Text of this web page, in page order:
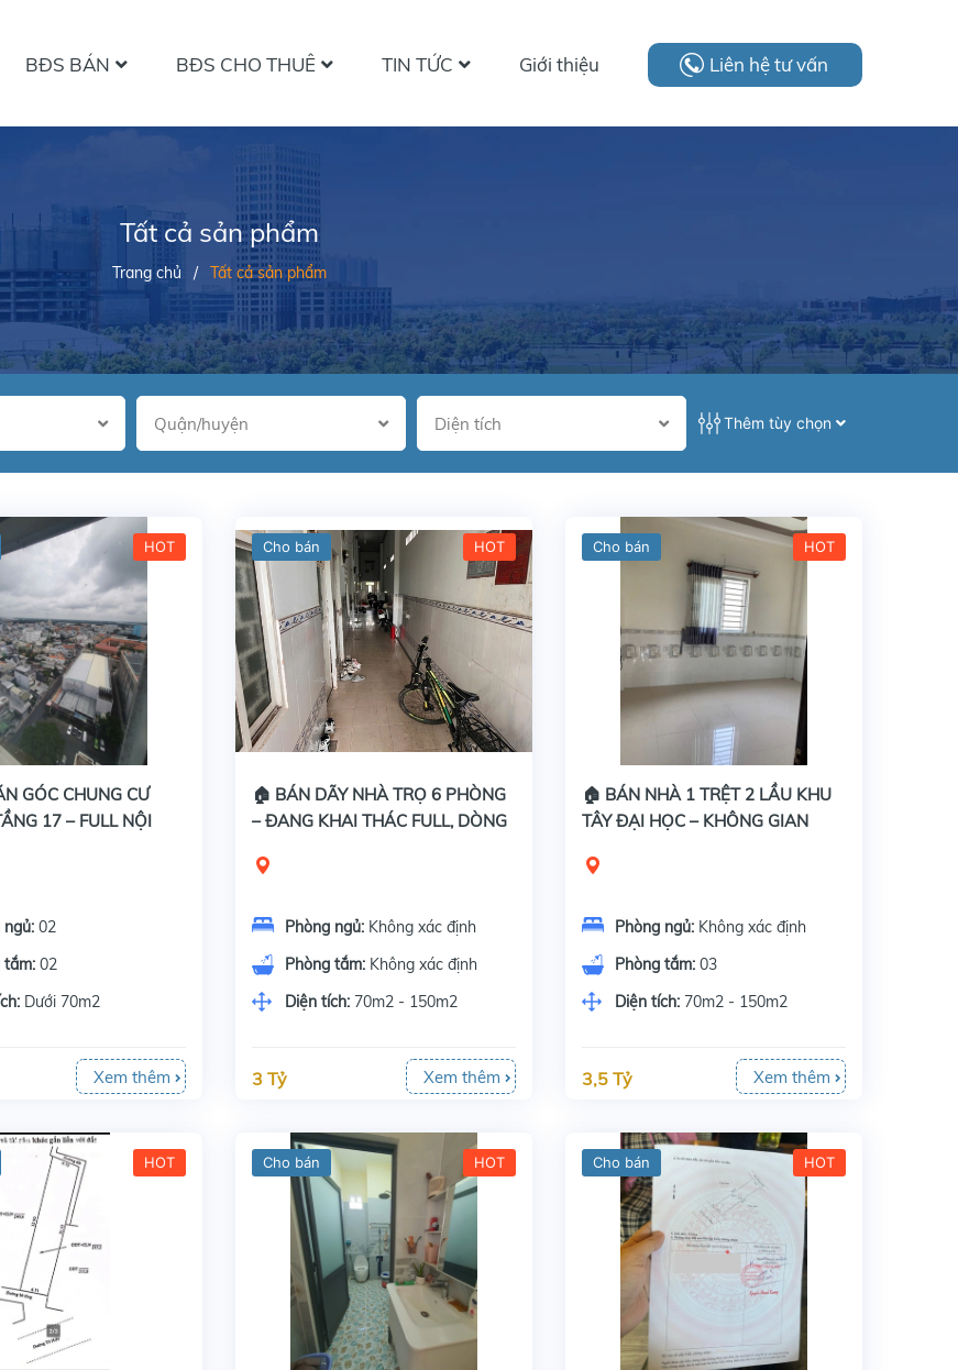
BĐS BÁN BĐS CHO THUÊ TIN TỨC Giới thiệu Liên hệ tư vấn
Tất cả sản phẩm
Trang chủ / Tất cả sản phẩm
Quận/huyện Diện tích Thêm tùy chọn
HOT
GÓC CHUNG CƯ
17 – FULL NỘI
ngủ: 02
tắm: 02
Dưới 70m2
Xem thêm
Cho bán HOT
🏠 BÁN DÃY NHÀ TRỌ 6 PHÒNG
– ĐANG KHAI THÁC FULL, DÒNG
Phòng ngủ: Không xác định
Phòng tắm: Không xác định
Diện tích: 70m2 - 150m2
3 Tỷ Xem thêm
Cho bán HOT
🏠 BÁN NHÀ 1 TRỆT 2 LẦU KHU
TÂY ĐẠI HỌC – KHÔNG GIAN
Phòng ngủ: Không xác định
Phòng tắm: 03
Diện tích: 70m2 - 150m2
3,5 Tỷ Xem thêm
HOT Cho bán HOT Cho bán HOT